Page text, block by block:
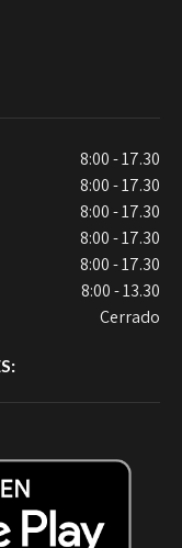
8:00 - 17.30
8:00 - 17.30
8:00 - 17.30
8:00 - 17.30
8:00 - 17.30
8:00 - 13.30
Cerrado